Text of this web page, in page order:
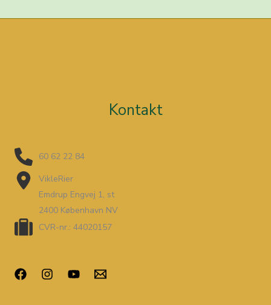
Kontakt
60 62 22 84
VikleRier
Emdrup Engvej 1, st
2400 København NV
CVR-nr.: 44020157